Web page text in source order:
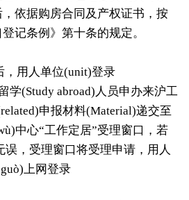
依据购房合同及产权证书，按
记条例》第十条的规定。
，用人单位(unit)登录
学(Study abroad)人员申办来沪工
申报材料(Material)递交至
中心“工作定居”受理窗口，若
，受理窗口将受理申请，用人
上网登录